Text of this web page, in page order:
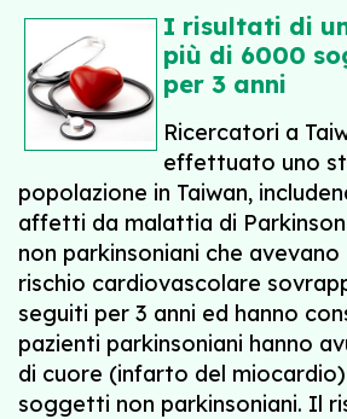
I risultati di
più di 6000
per 3 anni
Ricercatori a
effettuato uno
popolazione in Taiwan,
affetti da malattia di
non parkinsoniani che
rischio cardiovascolare
seguiti per 3 anni ed hanno
pazienti parkinsoniani hanno
di cuore (infarto del
soggetti non parkinsoniani. Il